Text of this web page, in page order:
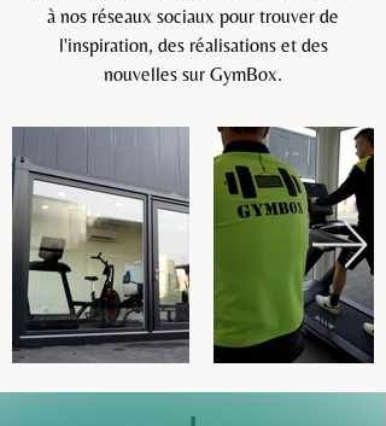
à nos réseaux sociaux pour trouver de
l'inspiration, des réalisations et des
nouvelles sur GymBox.